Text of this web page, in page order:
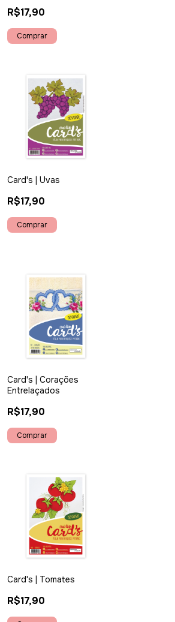
R$17,90
Card's | Uvas
R$17,90
Card's | Corações
Entrelaçados
R$17,90
Card's | Tomates
R$17,90